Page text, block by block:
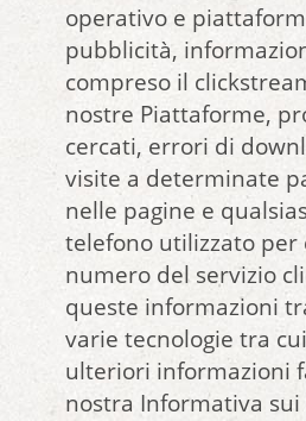
operativo e
pubblicità,
compreso il
nostre Piattaforme,
cercati, errori di
visite a determinate
nelle pagine e
telefono utilizzato
numero del servizio
queste informazioni
varie tecnologie tra
ulteriori informazioni
nostra Informativa sui